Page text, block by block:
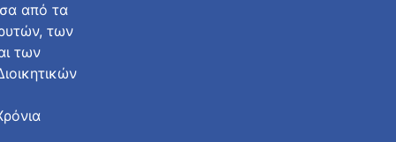
από τα
των
των